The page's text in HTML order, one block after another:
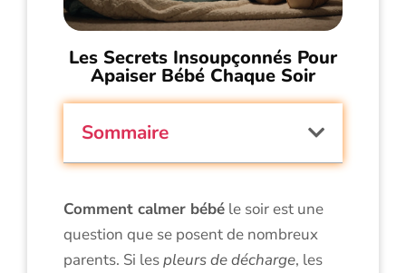
Les Secrets Insoupçonnés Pour
Apaiser Bébé Chaque Soir
Sommaire
Comment calmer bébé le soir est une
question que se posent de nombreux
parents. Si lespleurs de décharge, les